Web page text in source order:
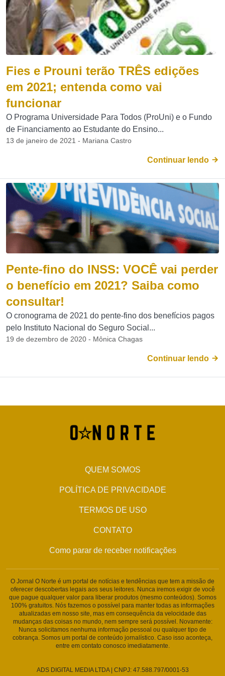
Fies e Prouni terão TRÊS edições
em 2021; entenda como vai
funcionar
O Programa Universidade Para Todos (ProUni) e o Fundo
de Financiamento ao Estudante do Ensino...
13 de janeiro de 2021 - Mariana Castro
Continuar lendo
Pente-fino do INSS: VOCÊ vai perder
o benefício em 2021? Saiba como
consultar!
O cronograma de 2021 do pente-fino dos benefícios pagos
pelo Instituto Nacional do Seguro Social...
19 de dezembro de 2020 - Mônica Chagas
Continuar lendo
QUEM SOMOS
POLÍTICA DE PRIVACIDADE
TERMOS DE USO
CONTATO
Como parar de receber notificações
O Jornal O Norte é um portal de notícias e tendências que tem a missão de
oferecer descobertas legais aos seus leitores. Nunca iremos exigir de você
que pague qualquer valor para liberar produtos (mesmo conteúdos). Somos
100% gratuitos. Nós fazemos o possível para manter todas as informações
atualizadas em nosso site, mas em consequência da velocidade das
mudanças das coisas no mundo, nem sempre será possível. Novamente:
Nunca solicitamos nenhuma informação pessoal ou qualquer tipo de
cobrança. Somos um portal de conteúdo jornalístico. Caso isso aconteça,
entre em contato conosco imediatamente.
ADS DIGITAL MEDIA LTDA | CNPJ: 47.588.797/0001-53